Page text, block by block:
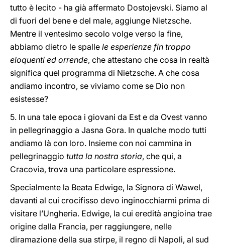
tutto è lecito - ha già affermato Dostojevski. Siamo al
di fuori del bene e del male, aggiunge Nietzsche.
Mentre il ventesimo secolo volge verso la fine,
abbiamo dietro le spalle le esperienze fin troppo
eloquenti ed orrende, che attestano che cosa in realtà
significa quel programma di Nietzsche. A che cosa
andiamo incontro, se viviamo come se Dio non
esistesse?
5. In una tale epoca i giovani da Est e da Ovest vanno
in pellegrinaggio a Jasna Gora. In qualche modo tutti
andiamo là con loro. Insieme con noi cammina in
pellegrinaggio tutta la nostra storia, che qui, a
Cracovia, trova una particolare espressione.
Specialmente la Beata Edwige, la Signora di Wawel,
davanti al cui crocifisso devo inginocchiarmi prima di
visitare l’Ungheria. Edwige, la cui eredità angioina trae
origine dalla Francia, per raggiungere, nelle
diramazione della sua stirpe, il regno di Napoli, al sud